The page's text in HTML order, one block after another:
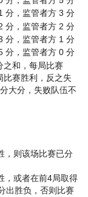
分，监管者方 3 分
分，监管者方 2 分
分，监管者方 1 分
分，监管者方 0 分
之和，每局比赛
比赛胜利，反之失
大分，失败队伍不
，则该场比赛已分
，或者在前4局取得
出胜负，否则比赛